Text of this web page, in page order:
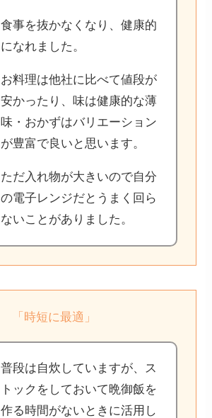
食事を抜かなくなり、健康的
になれました。
お料理は他社に比べて値段が
安かったり、味は健康的な薄
味・おかずはバリエーション
が豊富で良いと思います。
ただ入れ物が大きいので自分
の電子レンジだとうまく回ら
ないことがありました。
「時短に最適」
普段は自炊していますが、ス
トックをしておいて晩御飯を
作る時間がないときに活用し